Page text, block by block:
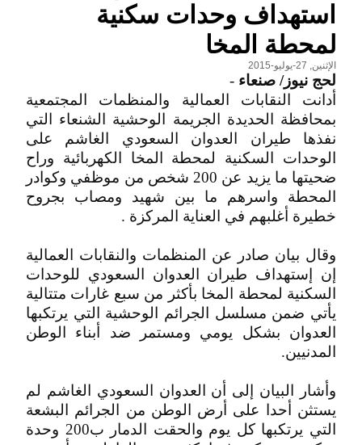
استهداف وحدات سكنية
لمحطة المخا
الإثنين, 27-يوليو-2015
لحج نيوز/ صنعاء -
أدانت النقابات العمالية والمنظمات المجتمعية
بمحافظة الحديدة الجريمة الوحشية الشنعاء التي
نفذها طيران العدوان السعودي الغاشم على
الوحدات السكنية لمحطة المخا الكهربائية وراح
ضحيتها ما يزيد عن 200 شخص من موظفي وكوادر
المحطة واسرهم ما بين شهيد ومصاب بجروح
خطيرة أغلبهم في العناية المركزة .
وقال بيان صادر عن المنظمات والنقابات العمالية
إن إستهداف طيران العدوان السعودي للوحدات
السكنية لمحطة المخا بأكثر من سبع غارات متتالية
يأتي ضمن مسلسل الجرائم الوحشية التي يرتكبها
العدوان بشكل يومي ومستمر ضد أبناء الوطن
المدنيين.
وأشار البيان إلى أن العدوان السعودي الغاشم لم
يستثن أحدا على أرض الوطن من الجرائم البشعة
التي يرتكبها كل يوم والحقت الدمار ب200 وحدة